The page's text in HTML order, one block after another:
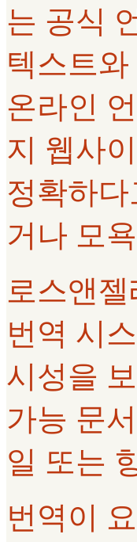
는 공식
텍스트
온라인
지 웹사
정확하
거나 모
로스앤
번역 시
시성을
가능 문
일 또는
번역이